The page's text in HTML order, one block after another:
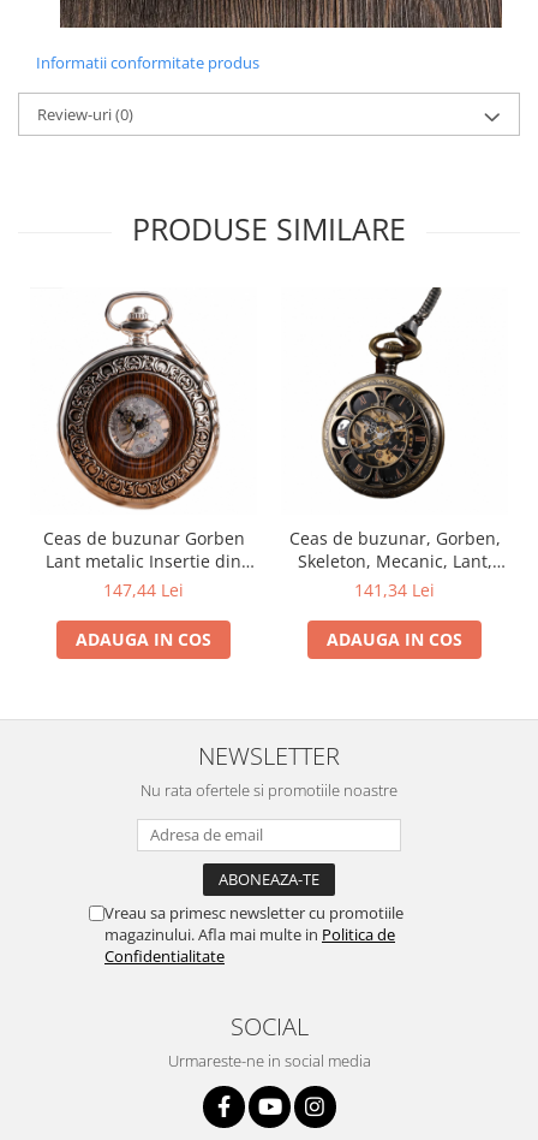
Informatii conformitate produs
Review-uri(0)
PRODUSE SIMILARE
Ceas de buzunar Gorben
Lant metalic Insertie din
lemn Skeleton Vintage
147,44 Lei
ADAUGA IN COS
Ceas de buzunar, Gorben,
Skeleton, Mecanic, Lant,
Vintage, Clasic
141,34 Lei
ADAUGA IN COS
NEWSLETTER
Nu rata ofertele si promotiile noastre
Vreau sa primesc newsletter cu promotiile
magazinului. Afla mai multe in Politica de
Confidentialitate
SOCIAL
Urmareste-ne in social media